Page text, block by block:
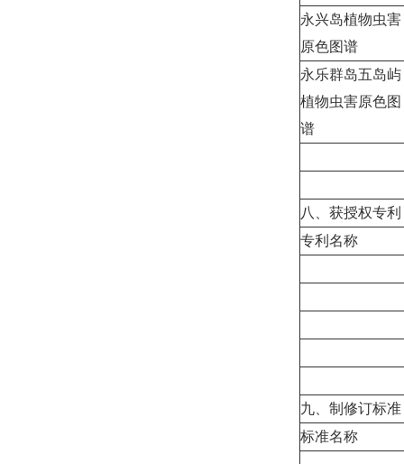
永兴岛植物虫害
原色图谱
永乐群岛五岛屿
植物虫害原色图
谱
八、获授权专
专利名称
九、制修订标
标准名称